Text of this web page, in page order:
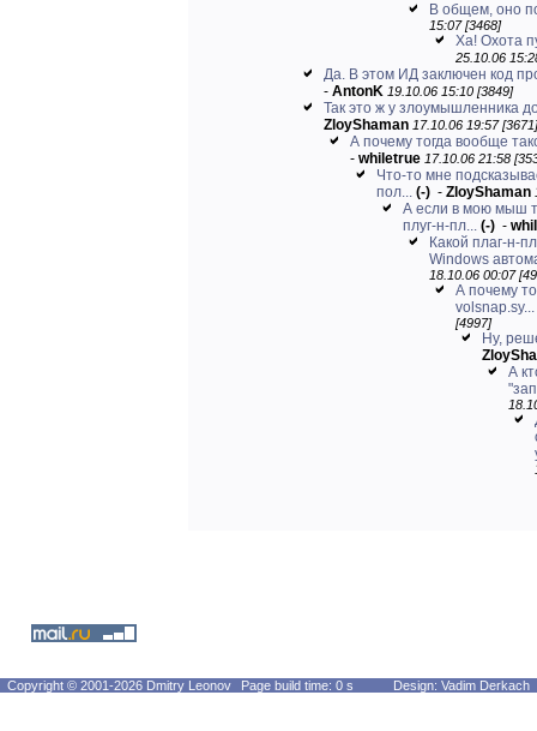
В общем, оно
15:07 [3468]
Ха! Охота
25.10.06
Да. В этом ИД заключен код
- AntonK 19.10.06 15:10 [3849]
Так это ж у злоумышленника
ZloyShaman 17.10.06 19:57 [3671]
А почему тогда вообще
- whiletrue 17.10.06 21:58
Что-то мне
пол... (-) - ZloyShaman
А если в мою мыш
плуг-н-пл... (-) -
Какой плаг-н-
Windows
18.10.06 00:07
А почему
volsnap.sy...
[4997]
Ну,
А
Copyright © 2001-2026 Dmitry Leonov Page build time: 0 s Design: Vadim Derkach